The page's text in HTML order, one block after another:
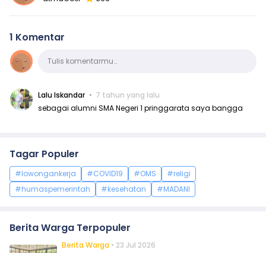
1 Komentar
KomentarTulis komentarmu…
Lalu Iskandar
7 tahun yang lalu
sebagai alumni SMA Negeri 1 pringgarata saya bangga
Tagar Populer
#lowongankerja #COVID19 #OMS
#religi
#humaspemerintah
#kesehatan #MADANI
Berita Warga Terpopuler
Berita Warga • 23 Jul 2026